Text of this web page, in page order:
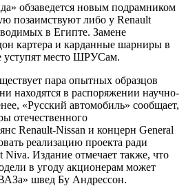
обзаведется новым подрамником
позаимствуют либо у Renault
в Египте. Замене
картера и карданные шарниры в
уступят место ШРУСам.
пара опытных образцов
находятся в распоряжении научно-
«Русский автомобиль» сообщает,
отечественного
Renault-Nissan и концерн General
реализацию проекта ради
Niva. Издание отмечает также, что
в угоду акционерам может
швед Бу Андрессон.